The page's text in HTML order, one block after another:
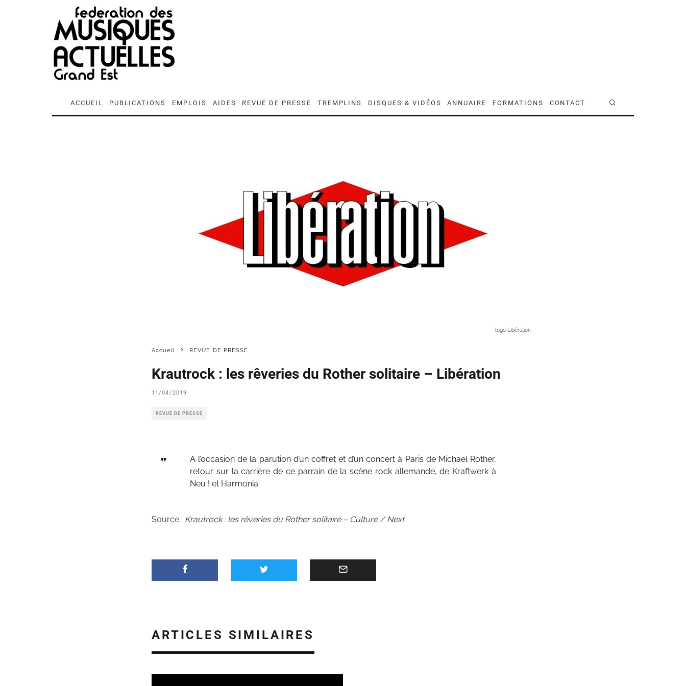
ACCUEIL PUBLICATIONS EMPLOIS AIDES REVUE DE PRESSE TREMPLINS DISQUES & VIDÉOS ANNUAIRE FORMATIONS CONTACT
logo Libération
Accueil REVUE DE PRESSE
Krautrock : les rêveries du Rother solitaire – Libération
11/04/2019
REVUE DE PRESSE
A l’occasion de la parution d’un coffret et d’un concert à Paris de Michael Rother,
retour sur la carrière de ce parrain de la scène rock allemande, de Kraftwerk à
Neu ! et Harmonia.
Source : Krautrock : les rêveries du Rother solitaire – Culture / Next
ARTICLES SIMILAIRES